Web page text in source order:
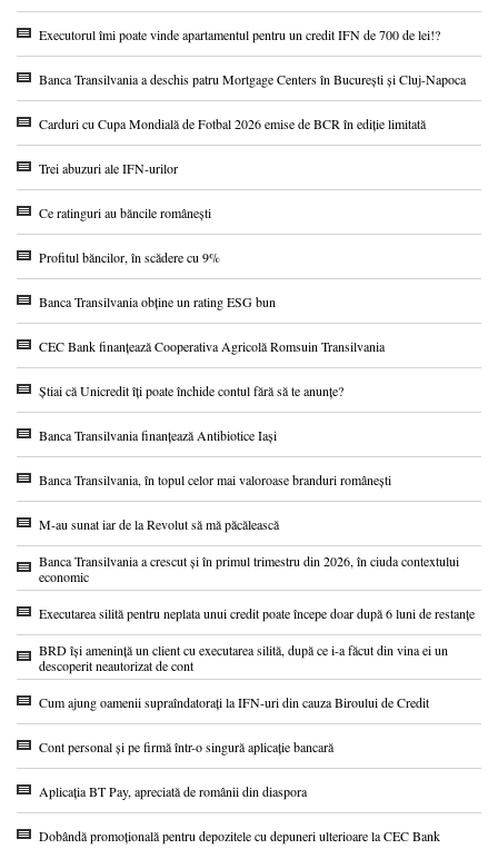
Executorul îmi poate vinde apartamentul pentru un credit IFN de 700 de lei!?
Banca Transilvania a deschis patru Mortgage Centers în București și Cluj-Napoca
Carduri cu Cupa Mondială de Fotbal 2026 emise de BCR în ediție limitată
Trei abuzuri ale IFN-urilor
Ce ratinguri au băncile românești
Profitul băncilor, în scădere cu 9%
Banca Transilvania obține un rating ESG bun
CEC Bank finanțează Cooperativa Agricolă Romsuin Transilvania
Știai că Unicredit îți poate închide contul fără să te anunțe?
Banca Transilvania finanțează Antibiotice Iași
Banca Transilvania, în topul celor mai valoroase branduri românești
M-au sunat iar de la Revolut să mă păcălească
Banca Transilvania a crescut și în primul trimestru din 2026, în ciuda contextului
economic
Executarea silită pentru neplata unui credit poate începe doar după 6 luni de restanțe
BRD își amenință un client cu executarea silită, după ce i-a făcut din vina ei un
descoperit neautorizat de cont
Cum ajung oamenii supraîndatorați la IFN-uri din cauza Biroului de Credit
Cont personal și pe firmă într-o singură aplicație bancară
Aplicația BT Pay, apreciată de românii din diaspora
Dobândă promoțională pentru depozitele cu depuneri ulterioare la CEC Bank